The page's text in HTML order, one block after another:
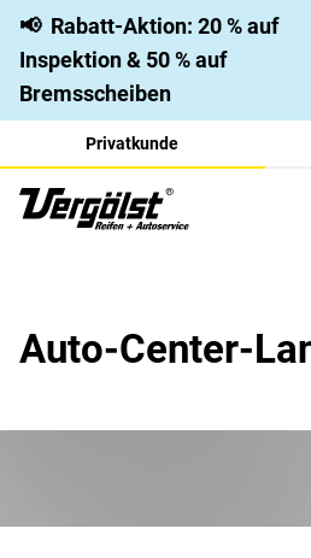
📢 Rabatt-Aktion: 20 % auf
Inspektion & 50 % auf
Bremsscheiben
Privatkunde
Auto-Center-